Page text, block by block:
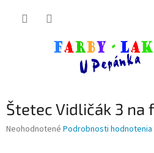
Štetec Vidličák 3 na
Priemerné
Neohodnotené Podrobnosti hodnotenia